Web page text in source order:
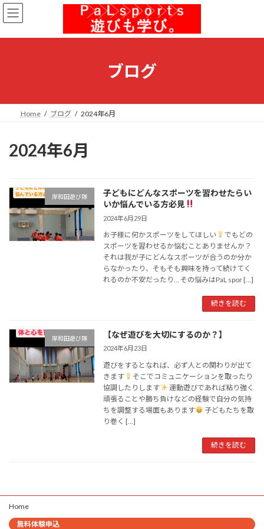
コ
ン
ン
ナ
ビ
ー
ブログ
Home ブログ 2024年6月
2024年6月
岸和田遊び隊
子どもにどんなスポーツを習わせたらい
いか悩んでいる方必見
2024年6月29日
お子様に何かスポーツをしてほしい
でもどの
スポーツを習わせるか悩むことありませんか？
それは我が子にどんなスポーツが合うのか分か
らなかったり、そもそも興味を持って続けてく
れるのか不安だったり… その悩みはPaL spor […]
続きを読む
岸和田遊び隊 【なぜ遊びを大切にするのか？】
2024年6月23日
遊びをするとなれば、必ず人との関わりが出て
きます
そこでコミュニケーションを取ったり
協調したりします
運動遊びであれば粘り強く
頑張ることや勝ち負けなどの経験で自分の気持
ちを調整する場面もあります
子どもたちを取
り巻く […]
続きを読む
Home
無料体験申込